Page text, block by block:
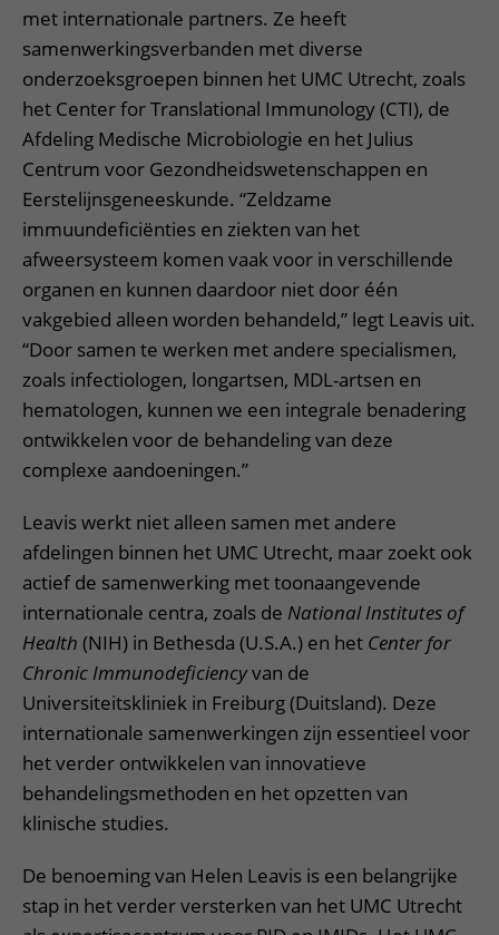
met internationale partners. Ze heeft
samenwerkingsverbanden met diverse
onderzoeksgroepen binnen het UMC Utrecht, zoals
het Center for Translational Immunology (CTI), de
Afdeling Medische Microbiologie en het Julius
Centrum voor Gezondheidswetenschappen en
Eerstelijnsgeneeskunde. “Zeldzame
immuundeficiënties en ziekten van het
afweersysteem komen vaak voor in verschillende
organen en kunnen daardoor niet door één
vakgebied alleen worden behandeld,” legt Leavis uit.
“Door samen te werken met andere specialismen,
zoals infectiologen, longartsen, MDL-artsen en
hematologen, kunnen we een integrale benadering
ontwikkelen voor de behandeling van deze
complexe aandoeningen.”
Leavis werkt niet alleen samen met andere
afdelingen binnen het UMC Utrecht, maar zoekt ook
actief de samenwerking met toonaangevende
internationale centra, zoals de National Institutes of
Health (NIH) in Bethesda (U.S.A.) en het Center for
Chronic Immunodeficiencyvan de
Universiteitskliniek in Freiburg (Duitsland). Deze
internationale samenwerkingen zijn essentieel voor
het verder ontwikkelen van innovatieve
behandelingsmethoden en het opzetten van
klinische studies.
De benoeming van Helen Leavis is een belangrijke
stap in het verder versterken van het UMC Utrecht